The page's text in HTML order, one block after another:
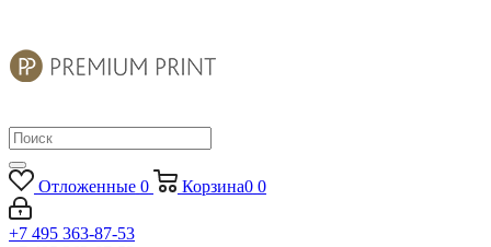
Отложенные 0 Корзина0 0
+7 495 363-87-53